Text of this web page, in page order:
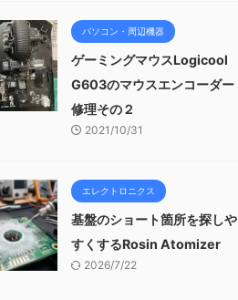
パソコン・周辺機器
ゲーミングマウスLogicool
G603のマウスエンコーダー
修理その２
2021/10/31
エレクトロニクス
基盤のショート箇所を探しや
すくするRosin Atomizer
2026/7/22